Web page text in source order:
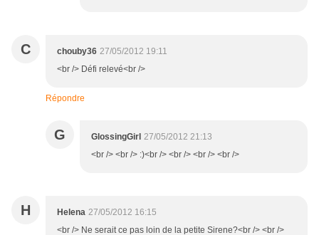
C chouby36 27/05/2012 19:11
<br /> Défi relevé<br />
Répondre
G GlossingGirl 27/05/2012 21:13
<br /> <br /> :)<br /> <br /> <br /> <br />
H Helena 27/05/2012 16:15
<br /> Ne serait ce pas loin de la petite Sirene?<br /> <br />